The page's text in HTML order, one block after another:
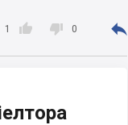

1  0 